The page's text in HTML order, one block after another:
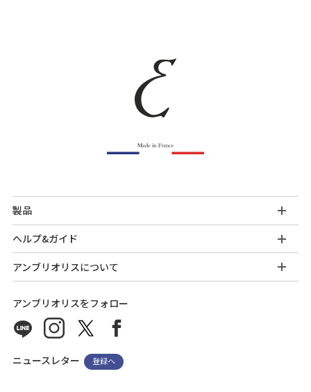
製品
ヘルプ&ガイド
アンブリオリスについて
アンブリオリスをフォロー
ニュースレター 登録へ